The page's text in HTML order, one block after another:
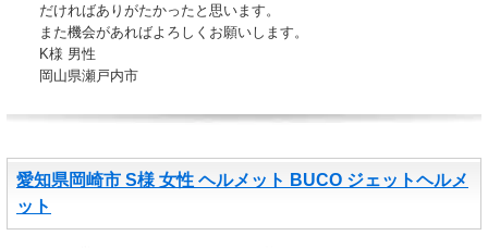
だければありがたかったと思います。
また機会があればよろしくお願いします。
K様 男性
岡山県瀬戸内市
愛知県岡崎市 S様 女性 ヘルメット BUCO ジェットヘルメ
ット